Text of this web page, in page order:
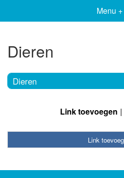
Menu +
Dieren
Dieren
Link toevoegen
Link